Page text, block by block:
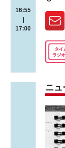
16:55
|
17:00
ニュ